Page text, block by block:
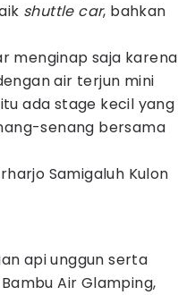
shuttle car, bahkan
menginap saja karena
air terjun mini
ada stage kecil yang
senang bersama
Samigaluh Kulon
api unggun serta
Air Glamping,